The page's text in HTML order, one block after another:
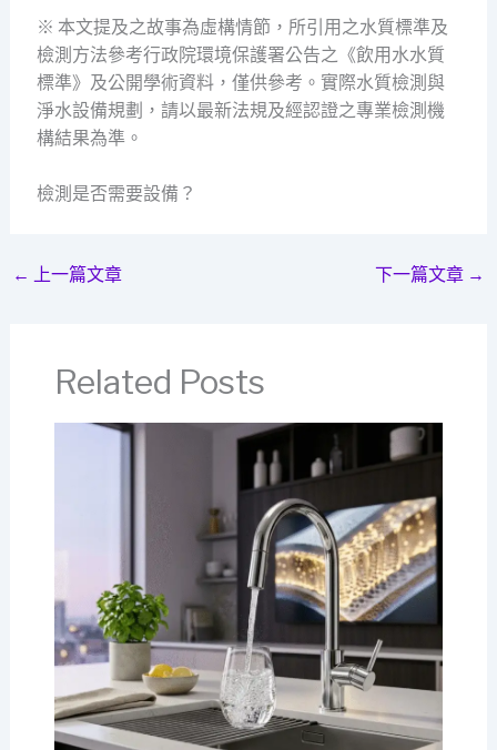
※ 本文提及之故事為虛構情節，所引用之水質標準及
檢測方法參考行政院環境保護署公告之《飲用水水質
標準》及公開學術資料，僅供參考。實際水質檢測與
淨水設備規劃，請以最新法規及經認證之專業檢測機
構結果為準。
檢測是否需要設備？
← 上一篇文章 下一篇文章 →
Related Posts